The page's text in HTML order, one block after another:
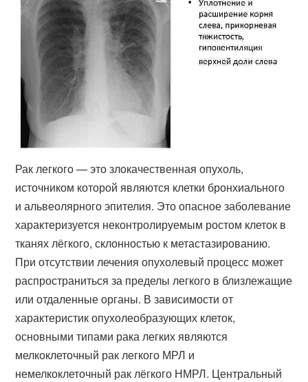
Рак легкого — это злокачественная опухоль,
источником которой являются клетки бронхиального
и альвеолярного эпителия. Это опасное заболевание
характеризуется неконтролируемым ростом клеток в
тканях лёгкого, склонностью к метастазированию.
При отсутствии лечения опухолевый процесс может
распространиться за пределы легкого в близлежащие
или отдаленные органы. В зависимости от
характеристик опухолеобразующих клеток,
основными типами рака легких являются
мелкоклеточный рак легкого МРЛ и
немелкоклеточный рак лёгкого НМРЛ. Центральный